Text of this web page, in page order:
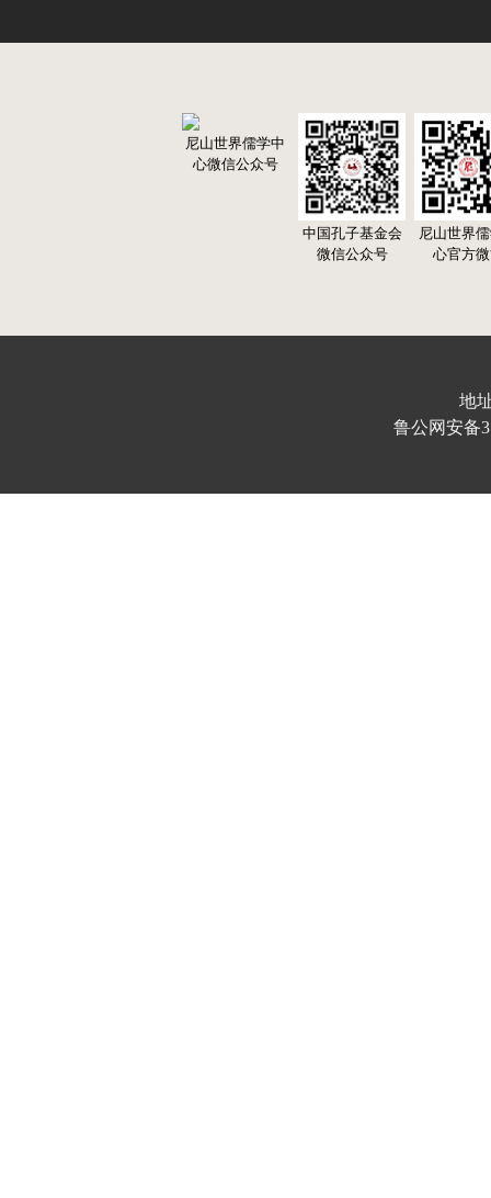
尼山世界儒学中
心微信公众号
中国孔子基金会
微信公众号
尼山世界
心官方
地
鲁公网安备